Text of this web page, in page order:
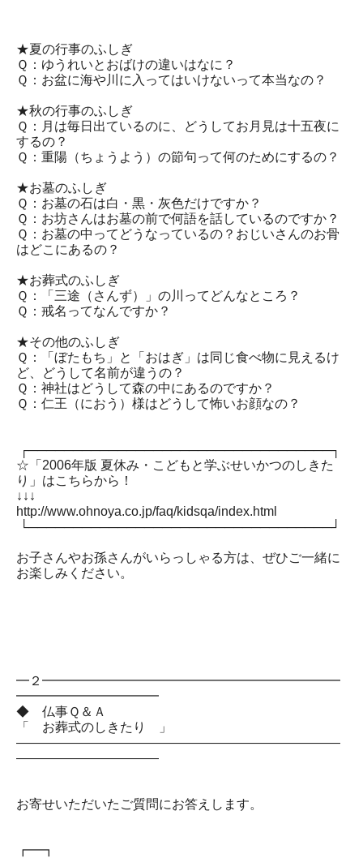
★夏の行事のふしぎ
Ｑ：ゆうれいとおばけの違いはなに？
Ｑ：お盆に海や川に入ってはいけないって本当なの？
★秋の行事のふしぎ
Ｑ：月は毎日出ているのに、どうしてお月見は十五夜に
するの？
Ｑ：重陽（ちょうよう）の節句って何のためにするの？
★お墓のふしぎ
Ｑ：お墓の石は白・黒・灰色だけですか？
Ｑ：お坊さんはお墓の前で何語を話しているのですか？
Ｑ：お墓の中ってどうなっているの？おじいさんのお骨
はどこにあるの？
★お葬式のふしぎ
Ｑ：「三途（さんず）」の川ってどんなところ？
Ｑ：戒名ってなんですか？
★その他のふしぎ
Ｑ：「ぼたもち」と「おはぎ」は同じ食べ物に見えるけ
ど、どうして名前が違うの？
Ｑ：神社はどうして森の中にあるのですか？
Ｑ：仁王（におう）様はどうして怖いお顔なの？
┌──────────────────────────────────┐
☆「2006年版 夏休み・こどもと学ぶせいかつのしきた
り」はこちらから！
↓↓↓
http://www.ohnoya.co.jp/faq/kidsqa/index.html
└──────────────────────────────────┘
お子さんやお孫さんがいらっしゃる方は、ぜひご一緒に
お楽しみください。
━２━━━━━━━━━━━━━━━━━━━━━━━
━━━━━━━━━━━
◆ 仏事Ｑ＆Ａ
「 お葬式のしきたり 」
―――――――――――――――――――――――――
―――――――――――
お寄せいただいたご質問にお答えします。
┏━┓